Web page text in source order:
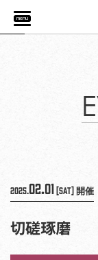
menu
2025.02.01[Sat]開催
切磋琢磨